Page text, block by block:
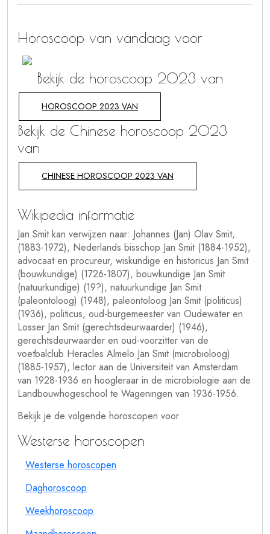
Horoscoop van vandaag voor
Bekijk de horoscoop 2023 van
HOROSCOOP 2023 VAN
Bekijk de Chinese horoscoop 2023
van
CHINESE HOROSCOOP 2023 VAN
Wikipedia informatie
Jan Smit kan verwijzen naar: Johannes (Jan) Olav Smit,
(1883-1972), Nederlands bisschop Jan Smit (1884-1952),
advocaat en procureur, wiskundige en historicus Jan Smit
(bouwkundige) (1726-1807), bouwkundige Jan Smit
(natuurkundige) (19?), natuurkundige Jan Smit
(paleontoloog) (1948), paleontoloog Jan Smit (politicus)
(1936), politicus, oud-burgemeester van Oudewater en
Losser Jan Smit (gerechtsdeurwaarder) (1946),
gerechtsdeurwaarder en oud-voorzitter van de
voetbalclub Heracles Almelo Jan Smit (microbioloog)
(1885-1957), lector aan de Universiteit van Amsterdam
van 1928-1936 en hoogleraar in de microbiologie aan de
Landbouwhogeschool te Wageningen van 1936-1956.
Bekijk je de volgende horoscopen voor
Westerse horoscopen
Westerse horoscopen
Daghoroscoop
Weekhoroscoop